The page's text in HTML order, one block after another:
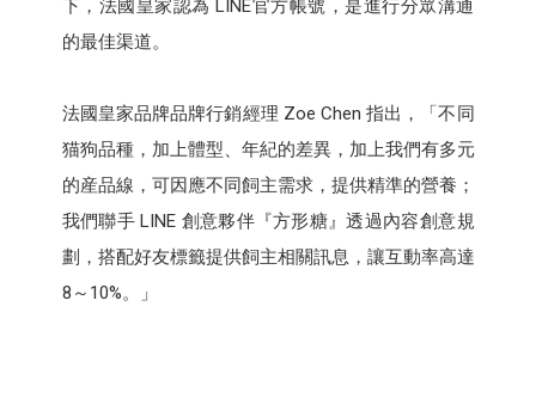
下，法國皇家認為 LINE官方帳號，是進行分眾溝通
的最佳渠道。
法國皇家品牌品牌行銷經理 Zoe Chen 指出，「不同
猫狗品種，加上體型、年紀的差異，加上我們有多元
的産品線，可因應不同飼主需求，提供精準的營養；
我們聯手 LINE 創意夥伴『方形糖』透過內容創意規
劃，搭配好友標籤提供飼主相關訊息，讓互動率高達
8～10%。」